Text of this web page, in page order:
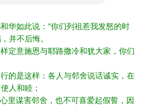
和华如此说：“你们列祖惹我发怒的时
并不后悔。
样定意施恩与耶路撒冷和犹大家，你们
行的是这样：各人与邻舍说话诚实，在
人和睦；
心里谋害邻舍，也不可喜爱起假誓，因